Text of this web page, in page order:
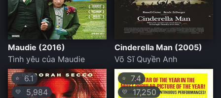
Maudie (2016)
Tình yêu của Maudie
Cinderella Man (2005)
Võ Sĩ Quyền Anh
⭐ 6.1
💛 5,984
⭐ 7.4
💛 17,250